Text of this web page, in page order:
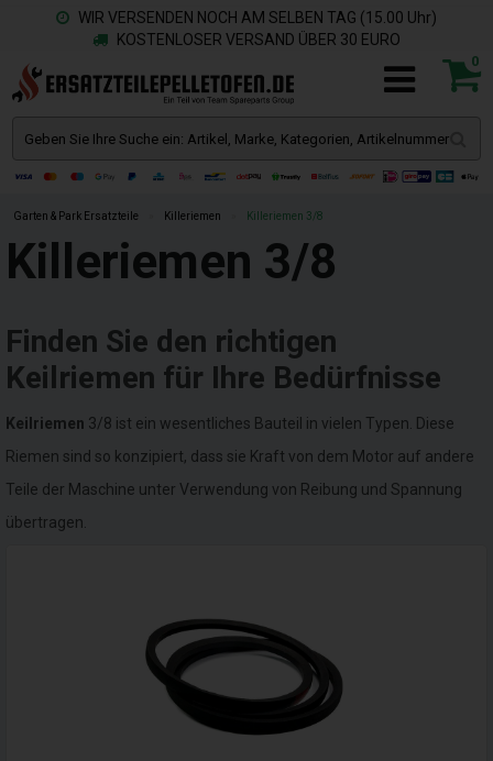
WIR VERSENDEN NOCH AM SELBEN TAG (15.00 Uhr)
KOSTENLOSER VERSAND ÜBER 30 EURO
0
Garten & Park Ersatzteile Killeriemen Killeriemen 3/8
Killeriemen 3/8
Finden Sie den richtigen
Keilriemen für Ihre Bedürfnisse
Keilriemen 3/8 ist ein wesentliches Bauteil in vielen Typen. Diese
Riemen sind so konzipiert, dass sie Kraft von dem Motor auf andere
Teile der Maschine unter Verwendung von Reibung und Spannung
übertragen.